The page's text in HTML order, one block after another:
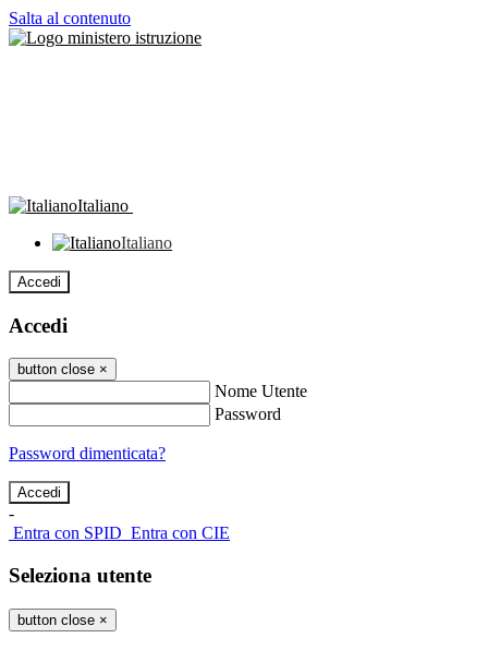
Salta al contenuto
Italiano
Italiano
Accedi
Accedi
button close ×
Nome Utente
Password
Password dimenticata?
-
Entra con SPID Entra con CIE
Seleziona utente
button close ×